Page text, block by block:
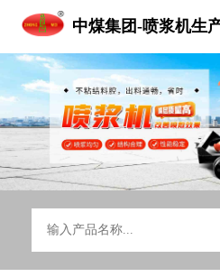
中煤集团-喷浆机生